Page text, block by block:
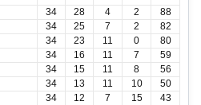
34 28 4 2
88
34 25 7 2
82
34 23 11 0
80
34 16 11 7
59
34 15 11 8
56
34 13 11 10
50
34 12 7 15
43